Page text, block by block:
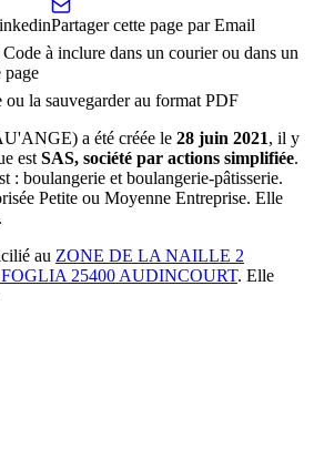
Partager cette page par Email
à inclure dans un courier ou dans un
page
ou la sauvegarder au format PDF
a été créée le 28 juin 2021, il y
est SAS, société par actions simplifiée.
: boulangerie et boulangerie-pâtisserie.
Petite ou Moyenne Entreprise. Elle
au ZONE DE LA NAILLE 2
25400 AUDINCOURT. Elle